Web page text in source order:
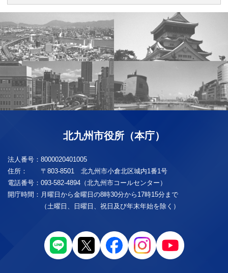
北九州市役所（本庁）
法人番号： 8000020401005
住所：
〒803-8501 北九州市小倉北区城内1番1号
電話番号： 093-582-4894（北九州市コールセンター）
開庁時間： 月曜日から金曜日の8時30分から17時15分まで
（土曜日、日曜日、祝日及び年末年始を除く）